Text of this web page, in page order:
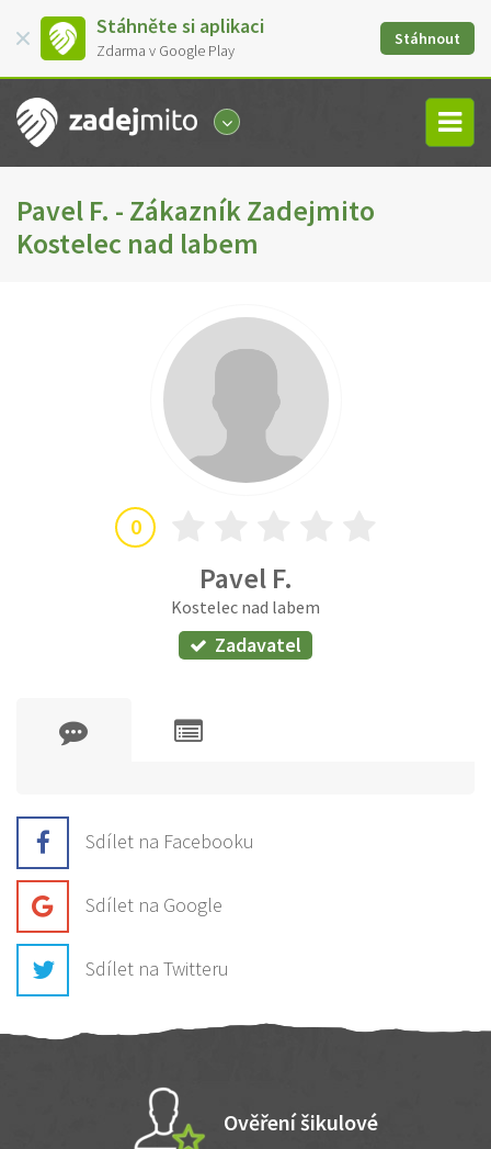
Stáhněte si aplikaci
Zdarma v Google Play
Stáhnout
Pavel F. - Zákazník Zadejmito
Kostelec nad labem
0
Pavel F.
Kostelec nad labem
Zadavatel
Sdílet na Facebooku
Sdílet na Google
Sdílet na Twitteru
Ověření šikulové